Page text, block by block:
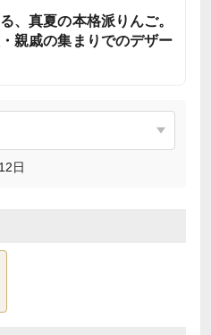
、真夏の本格派りんご。
親戚の集まりでのデザー
日